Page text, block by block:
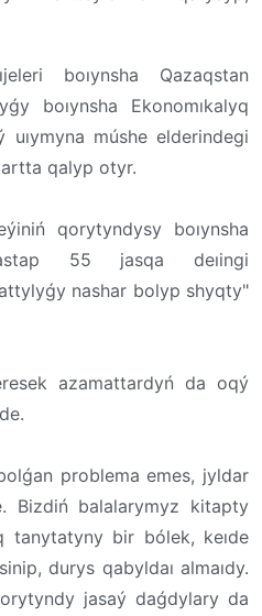
boıynsha Qazaqstan
boıynsha Ekonomıkalyq
múshe elderindegi
qalyp otyr.
qorytyndysy boıynsha
55 jasqa deıingi
nashar bolyp shyqty"
azamattardyń da oqý
problema emes, jyldar
Bizdiń balalarymyz kitapty
tanytatyny bir bólek, keıde
durys qabyldaı almaıdy.
jasaý daǵdylary da